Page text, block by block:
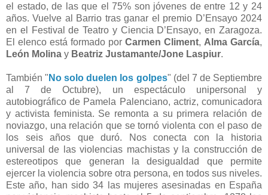
el estado, de las que el 75% son jóvenes de entre 12 y 24
años. Vuelve al Barrio tras ganar el premio D’Ensayo 2024
en el Festival de Teatro y Ciencia D’Ensayo, en Zaragoza.
El elenco está formado por Carmen Climent, Alma García,
León Molina y Beatriz Justamante/Jone Laspiur.
También " No solo duelen los golpes" (del 7 de Septiembre
al 7 de Octubre), un espectáculo unipersonal y
autobiográfico de Pamela Palenciano, actriz, comunicadora
y activista feminista. Se remonta a su primera relación de
noviazgo, una relación que se tornó violenta con el paso de
los seis años que duró. Nos conecta con la historia
universal de las violencias machistas y la construcción de
estereotipos que generan la desigualdad que permite
ejercer la violencia sobre otra persona, en todos sus niveles.
Este año, han sido 34 las mujeres asesinadas en España